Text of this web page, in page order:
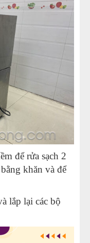
để rửa sạch 2
khăn và để
lắp lại các bộ